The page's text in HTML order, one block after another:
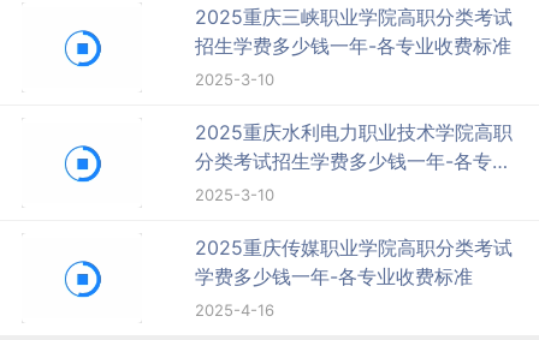
2025重庆三峡职业学院高职分类考试
招生学费多少钱一年-各专业收费标准
2025-3-10
2025重庆水利电力职业技术学院高职
分类考试招生学费多少钱一年-各专业
收费标准
2025-3-10
2025重庆传媒职业学院高职分类考试
学费多少钱一年-各专业收费标准
2025-4-16